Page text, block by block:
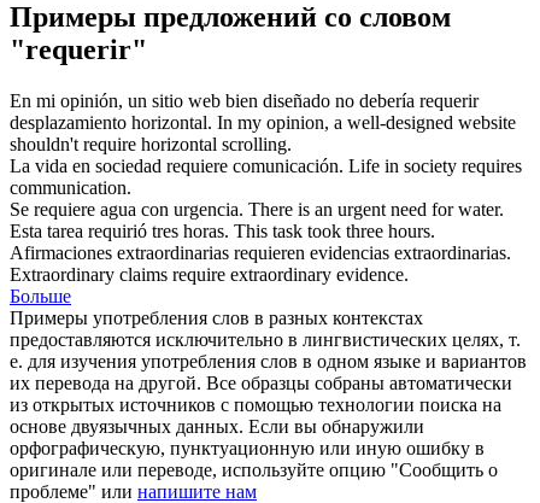
Примеры предложений со словом
"requerir"
En mi opinión, un sitio web bien diseñado no debería requerir
desplazamiento horizontal. In my opinion, a well-designed website
shouldn't require horizontal scrolling.
La vida en sociedad requiere comunicación. Life in society requires
communication.
Se requiere agua con urgencia. There is an urgent need for water.
Esta tarea requirió tres horas. This task took three hours.
Afirmaciones extraordinarias requieren evidencias extraordinarias.
Extraordinary claims require extraordinary evidence.
Больше
Примеры употребления слов в разных контекстах
предоставляются исключительно в лингвистических целях, т.
е. для изучения употребления слов в одном языке и вариантов
их перевода на другой. Все образцы собраны автоматически
из открытых источников с помощью технологии поиска на
основе двуязычных данных. Если вы обнаружили
орфографическую, пунктуационную или иную ошибку в
оригинале или переводе, используйте опцию "Сообщить о
проблеме" или напишите нам